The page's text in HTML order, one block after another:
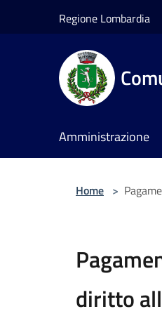
Regione Lombardia
Amministrazione
Home >
diritto